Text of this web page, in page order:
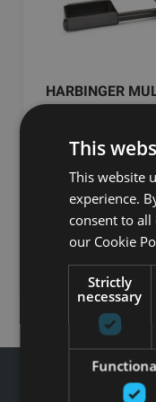
HARBINGER
HARBINGER
49.90€
This
This website
experience.
consent to
our Cookie
Strictly
necessary